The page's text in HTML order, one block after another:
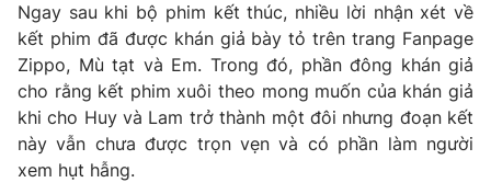
Nhân vật
Khán giả
Giải sao mai
Âm nhạc
Sao
Đời sống
Du lịch
Làm đẹp
Chất lượng cuộc sống
Giáo dục
Tuyển sinh
Học trực tuyến
Công nghệ
Ngay sau khi bộ phim kết thúc, nhiều lời nhận xét về
kết phim đã được khán giả bày tỏ trên trang Fanpage
Zippo, Mù tạt và Em. Trong đó, phần đông khán giả
cho rằng kết phim xuôi theo mong muốn của khán giả
khi cho Huy và Lam trở thành một đôi nhưng đoạn kết
này vẫn chưa được trọn vẹn và có phần làm người
xem hụt hẫng.